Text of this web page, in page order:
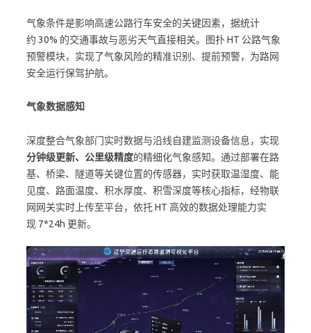
气象条件是影响高速公路行车安全的关键因素，据统计
约 30% 的交通事故与恶劣天气直接相关。图扑 HT 公路气象
预警模块，实现了气象风险的精准识别、提前预警，为路网
安全运行保驾护航。
气象数据感知
深度整合气象部门实时数据与沿线自建监测设备信息，实现
分钟级更新、公里级精度的精细化气象感知。通过部署在路
基、桥梁、隧道等关键位置的传感器，实时获取温湿度、能
见度、路面温度、积水厚度、积雪深度等核心指标，经物联
网网关实时上传至平台，依托 HT 高效的数据处理能力实
现 7*24h 更新。